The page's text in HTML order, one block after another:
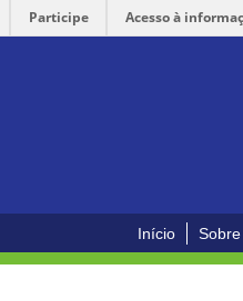
Participe Acesso à
Início